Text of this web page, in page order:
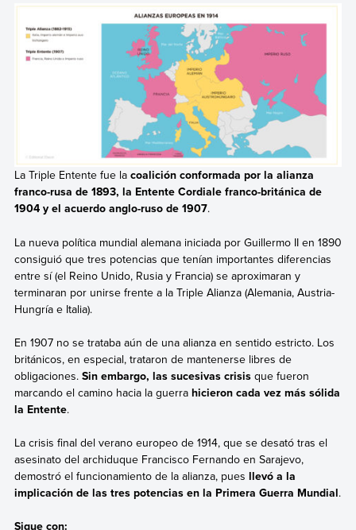
La Triple Entente fue la coalición conformada por la alianza
franco-rusa de 1893, la Entente Cordiale franco-británica de
1904 y el acuerdo anglo-ruso de 1907.
La nueva política mundial alemana iniciada por Guillermo II en 1890
consiguió que tres potencias que tenían importantes diferencias
entre sí (el Reino Unido, Rusia y Francia) se aproximaran y
terminaran por unirse frente a la Triple Alianza (Alemania, Austria-
Hungría e Italia).
En 1907 no se trataba aún de una alianza en sentido estricto. Los
británicos, en especial, trataron de mantenerse libres de
obligaciones.Sin embargo, las sucesivas crisisque fueron
marcando el camino hacia la guerra hicieron cada vez más sólida
la Entente.
La crisis final del verano europeo de 1914, que se desató tras el
asesinato del archiduque Francisco Fernando en Sarajevo,
demostró el funcionamiento de la alianza, pues llevó a la
implicación de las tres potencias en la Primera Guerra Mundial.
Sigue con: